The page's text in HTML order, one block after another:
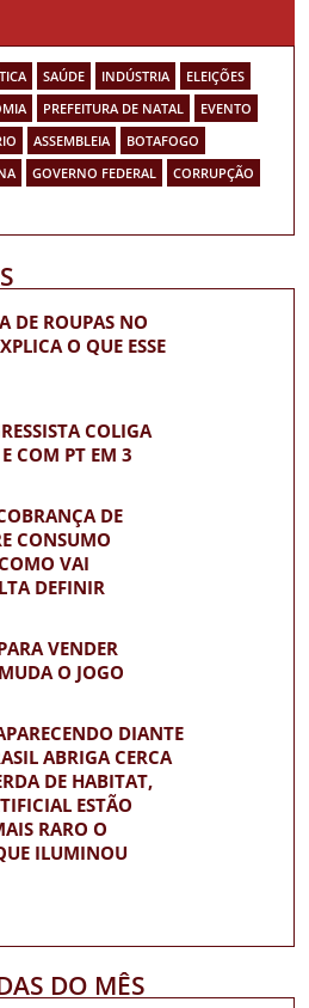
SAÚDE INDÚSTRIA
ELEIÇÕES
PREFEITURA DE NATAL
EVENTO
ASSEMBLEIA
BOTAFOGO
GOVERNO FEDERAL
CORRUPÇÃO
DE ROUPAS NO
O QUE ESSE
COLIGA
COM PT EM 3
DE
CONSUMO
VAI
DEFINIR
VENDER
O JOGO
DIANTE
ABRIGA CERCA
DE HABITAT,
ESTÃO
RARO O
ILUMINOU
DO MÊS